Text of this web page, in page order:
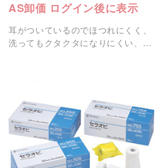
AS卸価 ログイン後に表示
耳がついているのでほつれにくく、
洗ってもクタクタになりにくい、適